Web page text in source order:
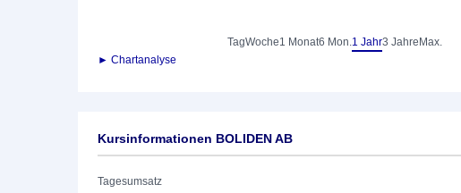
TagWoche1 Monat6 Mon.1 Jahr3 Jahre Max.
► Chartanalyse
Kursinformationen BOLIDEN AB
Tagesumsatz